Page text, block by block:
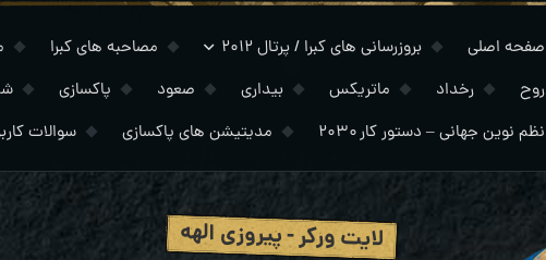
صفحه اصلی بروزرسانی های کبرا / پرتال ۲۰۱۲ مصاحبه های کبرا
روح
رخداد ماتریکس بیداری صعود پاکسازی
نظم نوین جهانی – دستور کار ۲۰۳۰
مدیتیشن های پاکسازی سوالات
لایت ورکر - پیروزی الهه